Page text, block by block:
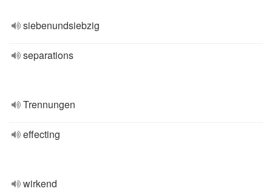
siebenundsiebzig
separations
Trennungen
effecting
wirkend